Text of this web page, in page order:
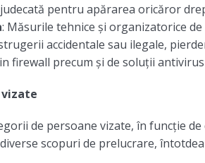
pentru apărarea oricăror
: Măsurile tehnice şi organizatorice
accidentale sau ilegale,
firewall precum şi de soluţii
vizate
de persoane vizate, în funcție
scopuri de prelucrare,